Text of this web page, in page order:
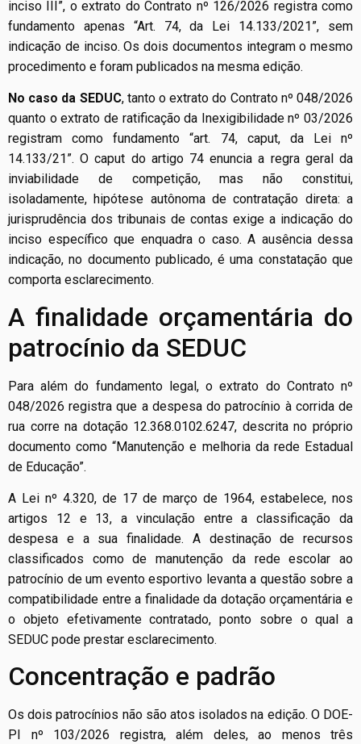
inciso III”, o extrato do Contrato nº 126/2026 registra como
fundamento apenas “Art. 74, da Lei 14.133/2021”, sem
indicação de inciso. Os dois documentos integram o mesmo
procedimento e foram publicados na mesma edição.
No caso da SEDUC, tanto o extrato do Contrato nº 048/2026
quanto o extrato de ratificação da Inexigibilidade nº 03/2026
registram como fundamento “art. 74, caput, da Lei nº
14.133/21”. O caput do artigo 74 enuncia a regra geral da
inviabilidade de competição, mas não constitui,
isoladamente, hipótese autônoma de contratação direta: a
jurisprudência dos tribunais de contas exige a indicação do
inciso específico que enquadra o caso. A ausência dessa
indicação, no documento publicado, é uma constatação que
comporta esclarecimento.
A finalidade orçamentária do
patrocínio da SEDUC
Para além do fundamento legal, o extrato do Contrato nº
048/2026 registra que a despesa do patrocínio à corrida de
rua corre na dotação 12.368.0102.6247, descrita no próprio
documento como “Manutenção e melhoria da rede Estadual
de Educação”.
A Lei nº 4.320, de 17 de março de 1964, estabelece, nos
artigos 12 e 13, a vinculação entre a classificação da
despesa e a sua finalidade. A destinação de recursos
classificados como de manutenção da rede escolar ao
patrocínio de um evento esportivo levanta a questão sobre a
compatibilidade entre a finalidade da dotação orçamentária e
o objeto efetivamente contratado, ponto sobre o qual a
SEDUC pode prestar esclarecimento.
Concentração e padrão
Os dois patrocínios não são atos isolados na edição. O DOE-
PI nº 103/2026 registra, além deles, ao menos três